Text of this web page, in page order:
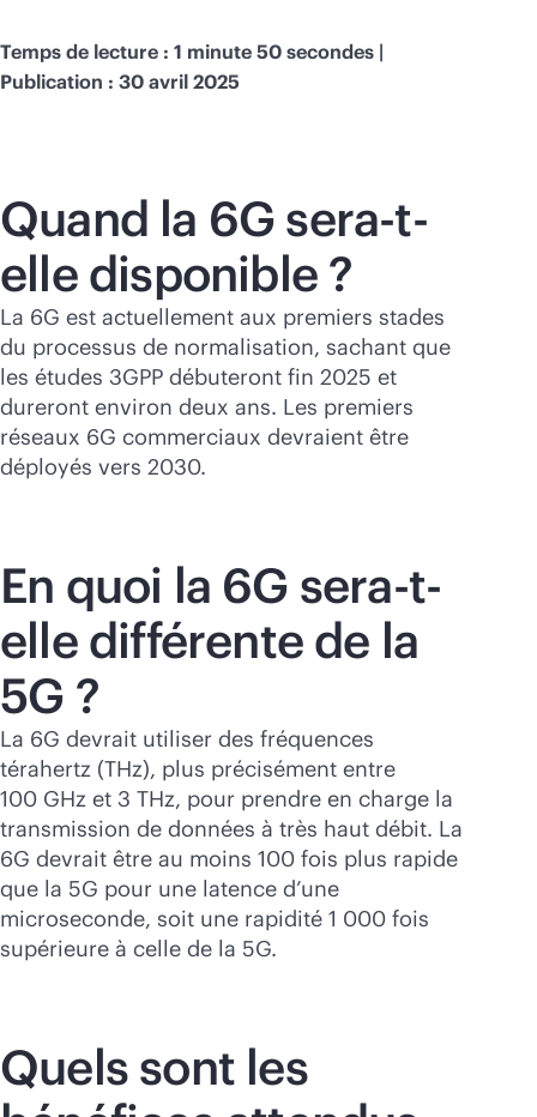
Temps de lecture : 1 minute 50 secondes |
Publication : 30 avril 2025
Quand la 6G sera-t-
elle disponible ?
La 6G est actuellement aux premiers stades
du processus de normalisation, sachant que
les études 3GPP débuteront fin 2025 et
dureront environ deux ans. Les premiers
réseaux 6G commerciaux devraient être
déployés vers 2030.
En quoi la 6G sera-t-
elle différente de la
5G ?
La 6G devrait utiliser des fréquences
térahertz (THz), plus précisément entre
100 GHz et 3 THz, pour prendre en charge la
transmission de données à très haut débit. La
6G devrait être au moins 100 fois plus rapide
que la 5G pour une latence d’une
microseconde, soit une rapidité 1 000 fois
supérieure à celle de la 5G.
Quels sont les